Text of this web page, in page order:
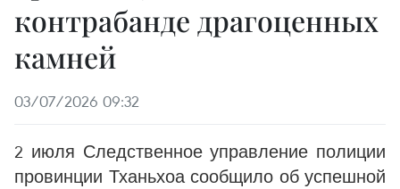
контрабанде драгоценных
камней
03/07/2026 09:32
2 июля Следственное управление полиции
провинции Тханьхоа сообщило об успешной